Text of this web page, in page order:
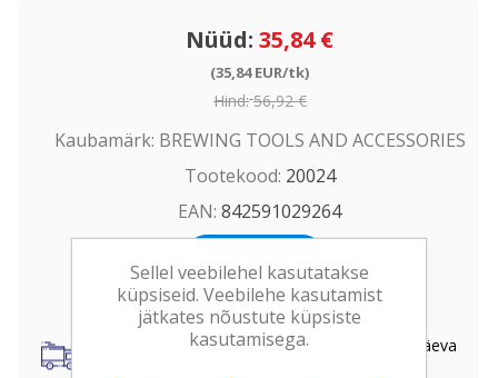
Nüüd: 35,84 €
(35,84 EUR/tk)
Hind: 56,92 €
Kaubamärk: BREWING TOOLS AND ACCESSORIES
Tootekood: 20024
EAN: 842591029264
Kohaletoimetamine kogu Eestis kuni 3 tööpäeva
Sellel veebilehel kasutatakse
küpsiseid. Veebilehe kasutamist
jätkates nõustute küpsiste
kasutamisega.